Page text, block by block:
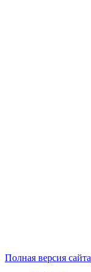
Полная версия сайта